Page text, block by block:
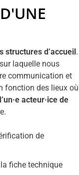
structures d’accueil.
laquelle nous
communication et
fonction des lieux où
acteur·ice de
de
fiche technique